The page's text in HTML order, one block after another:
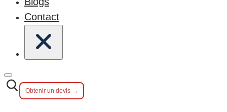
Contact
Obtenir un devis →